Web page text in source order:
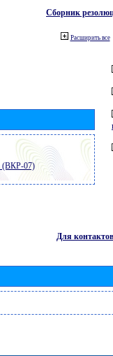
Сборник
Расширить все
(ВКР-07)
Для контактов